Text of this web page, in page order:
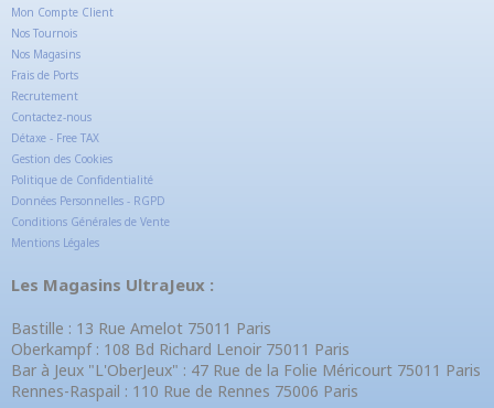
Mon Compte Client
Nos Tournois
Nos Magasins
Frais de Ports
Recrutement
Contactez-nous
Détaxe - Free TAX
Gestion des Cookies
Politique de Confidentialité
Données Personnelles - RGPD
Conditions Générales de Vente
Mentions Légales
Les Magasins UltraJeux :
Bastille : 13 Rue Amelot 75011 Paris
Oberkampf : 108 Bd Richard Lenoir 75011 Paris
Bar à Jeux "L'OberJeux" : 47 Rue de la Folie Méricourt 75011 Paris
Rennes-Raspail : 110 Rue de Rennes 75006 Paris